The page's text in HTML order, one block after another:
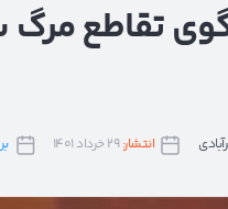
تقاطع
انتشار:۲۹ خرداد ۱۴۰۱